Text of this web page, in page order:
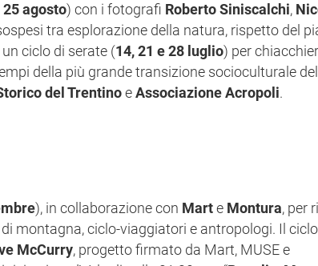
25 agosto) con i fotografi Roberto Siniscalchi,
tra esplorazione della natura, rispetto del
un ciclo di serate (14, 21 e 28 luglio) per
della più grande transizione socioculturale
del TrentinoeAssociazioneAcropoli.
), in collaborazione con Marte Montura, per
montagna, ciclo-viaggiatori e antropologi. Il
McCurry, progetto firmato da Mart, MUSE e